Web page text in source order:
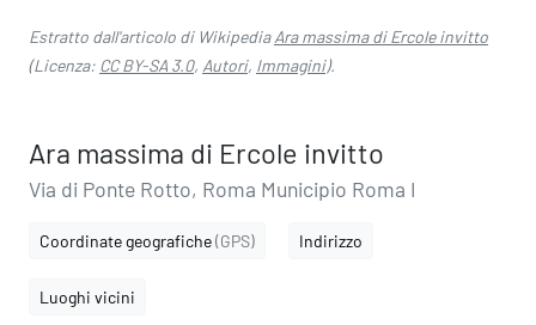
Estratto dall'articolo di WikipediaAra massima di Ercole invitto
(Licenza: CC BY-SA 3.0, Autori, Immagini).
Ara massima di Ercole invitto
Via di Ponte Rotto, Roma Municipio Roma I
Coordinate geografiche(GPS) Indirizzo
Luoghi vicini